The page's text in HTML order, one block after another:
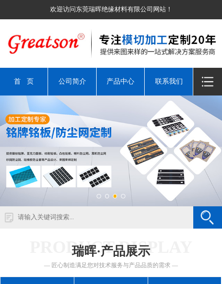
欢迎访问东莞瑞晖绝缘材料有限公司网站！
首 页 公司简介 产品中心 联系我们
PRODUCT DISPLAY
瑞晖·产品展示
— 匠心制造满足您对技术服务与产品品质的需求 —